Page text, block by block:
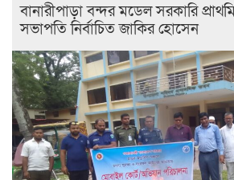
বানারীপাড়া বন্দর মডেল সরকারি
সভাপতি নির্বাচিত জাকির হোসেন